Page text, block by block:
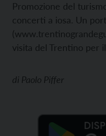
Promozione del
concerti a iosa. Un
(
visita del Trentino per
di Paolo Piffer